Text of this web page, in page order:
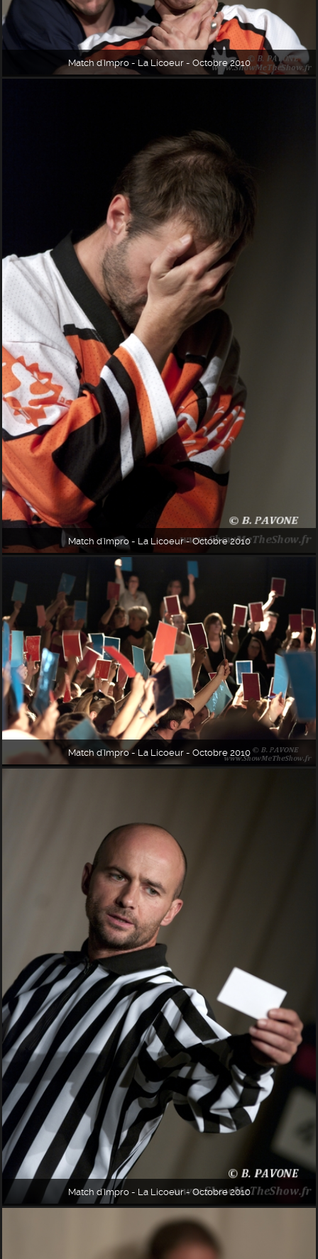
Match d'Impro - La Licoeur - Octobre 2010
Match d'Impro - La Licoeur - Octobre 2010
Match d'Impro - La Licoeur - Octobre 2010
Match d'Impro - La Licoeur - Octobre 2010